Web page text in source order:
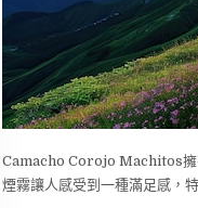
Camacho Corojo Machitos擁
煙霧讓人感受到一種滿足感，